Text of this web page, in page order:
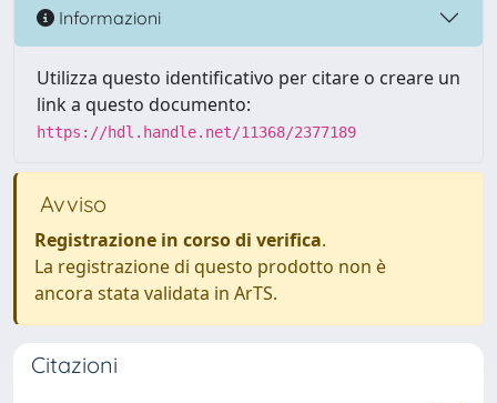
Informazioni
Utilizza questo identificativo per citare o creare un
link a questo documento:
https://hdl.handle.net/11368/2377189
Avviso
Registrazione in corso di verifica.
La registrazione di questo prodotto non è
ancora stata validata in ArTS.
Citazioni